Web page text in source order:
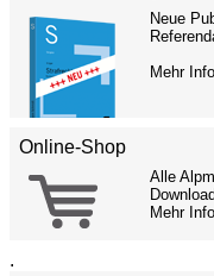
Neue
Mehr
Online-Shop
Alle
Download
Mehr
.